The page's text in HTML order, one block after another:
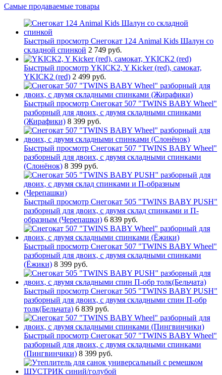
Самые продаваемые товары
Быстрый просмотр Снегокат 124 Animal Kids Шалун со
складной спинкой 2 749 руб.
Быстрый просмотр YKICK2, Y Kicker (red), самокат,
YKICK2 (red) 2 499 руб.
Быстрый просмотр Снегокат 507 "TWINS BABY Wheel"
разборный для двоих, с двумя складными спинками
(Жирафики) 8 399 руб.
Быстрый просмотр Снегокат 507 "TWINS BABY Wheel"
разборный для двоих, с двумя складными спинками
(Слонёнок) 8 399 руб.
Быстрый просмотр Снегокат 505 "TWINS BABY PUSH"
разборный для двоих, с двумя склад спинками и П-
образным (Черепашки) 6 839 руб.
Быстрый просмотр Снегокат 507 "TWINS BABY Wheel"
разборный для двоих, с двумя складными спинками
(Ёжики) 8 399 руб.
Быстрый просмотр Снегокат 505 "TWINS BABY PUSH"
разборный для двоих, с двумя складными спин П-обр
толк(Бельчата) 6 839 руб.
Быстрый просмотр Снегокат 507 "TWINS BABY Wheel"
разборный для двоих, с двумя складными спинками
(Пингвинчики) 8 399 руб.